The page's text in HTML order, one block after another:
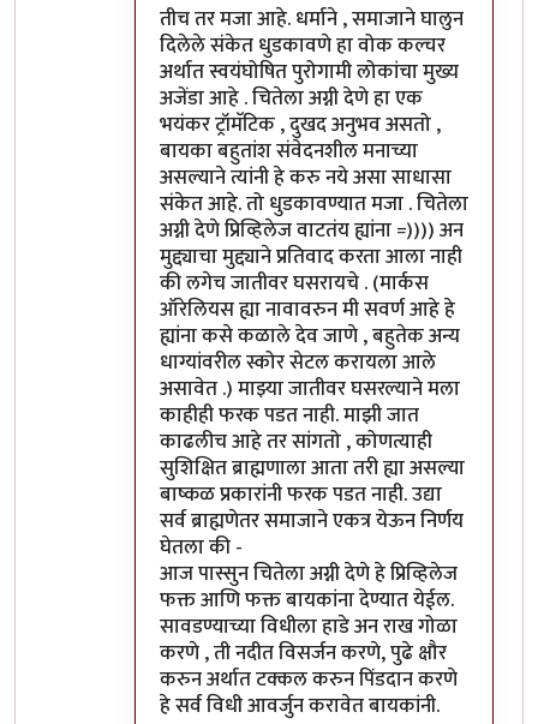
तीच तर मजा आहे. धर्माने , समाजाने घालुन
दिलेले संकेत धुडकावणे हा वोक कल्चर
अर्थात स्वयंघोषित पुरोगामी लोकांचा मुख्य
अजेंडा आहे . चितेला अग्नी देणे हा एक
भयंकर ट्रॉमॅटिक , दुखद अनुभव असतो ,
बायका बहुतांश संवेदनशील मनाच्या
असल्याने त्यांनी हे करु नये असा साधासा
संकेत आहे. तो धुडकावण्यात मजा . चितेला
अग्नी देणे प्रिव्हिलेज वाटतंय ह्यांना =)))) अन
मुद्द्याचा मुद्द्याने प्रतिवाद करता आला नाही
की लगेच जातीवर घसरायचे . (मार्कस
ऑरेलियस ह्या नावावरुन मी सवर्ण आहे हे
ह्यांना कसे कळाले देव जाणे , बहुतेक अन्य
धाग्यांवरील स्कोर सेटल करायला आले
असावेत .) माझ्या जातीवर घसरल्याने मला
काहीही फरक पडत नाही. माझी जात
काढलीच आहे तर सांगतो , कोणत्याही
सुशिक्षित ब्राह्मणाला आता तरी ह्या असल्या
बाष्कळ प्रकारांनी फरक पडत नाही. उद्या
सर्व ब्राह्मणेतर समाजाने एकत्र येऊन निर्णय
घेतला की -
आज पास्सुन चितेला अग्नी देणे हे प्रिव्हिलेज
फक्त आणि फक्त बायकांना देण्यात येईल.
सावडण्याच्या विधीला हाडे अन राख गोळा
करणे , ती नदीत विसर्जन करणे, पुढे क्षौर
करुन अर्थात टक्कल करुन पिंडदान करणे
हे सर्व विधी आवर्जुन करावेत बायकांनी.